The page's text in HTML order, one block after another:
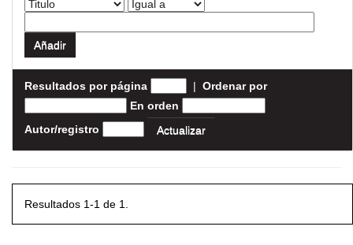
Resultados por página | Ordenar por
En orden
Autor/registro
Resultados 1-1 de 1.